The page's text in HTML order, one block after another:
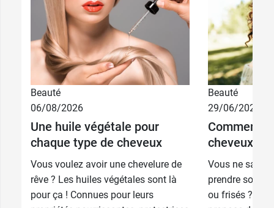
250 ml 8,49 €
Recharge 750
Beauté
06/08/2026
Une huile végétale pour
chaque type de cheveux
Vous voulez avoir une chevelure de
rêve ? Les huiles végétales sont là
pour ça ! Connues pour leurs
Beauté
29/06/2026
Comment
cheveux
Vous ne
prendre soin
ou frisés ?